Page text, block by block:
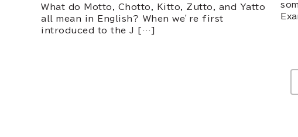
What do Motto, Chotto, Kitto, Zutto, and Yatto
all mean in English? When we’re first
introduced to the J […]